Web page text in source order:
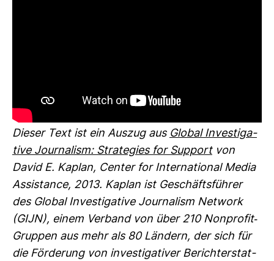
Dieser Text ist ein Auszug aus Global Inves­ti­ga­
tive Jour­na­lism: Stra­te­gies for Sup­portvon
David E. Kaplan, Center for Inter­na­tional Media
Assis­tance, 2013. Kaplan ist Geschäfts­führer
des Global Inves­ti­ga­tive Jour­na­lism Net­work
(GIJN), einem Ver­band von über 210 Non­profit-​
Gruppen aus mehr als 80 Län­dern, der sich für
die För­de­rung von inves­ti­ga­tiver Bericht­erstat­